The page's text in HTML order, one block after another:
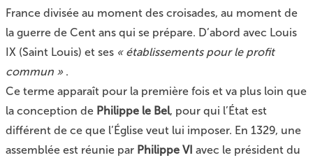
France divisée au moment des croisades, au moment de
la guerre de Cent ans qui se prépare. D’abord avec Louis
IX (Saint Louis) et ses « établissements pour le profit
commun » .
Ce terme apparaît pour la première fois et va plus loin que
la conception de Philippe le Bel, pour qui l’État est
différent de ce que l’Église veut lui imposer. En 1329, une
assemblée est réunie par Philippe VI avec le président du